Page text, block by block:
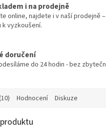
i na prodejně
online, najdete i v naší prodejně
k vyzkoušení.
doručení
do 24 hodin - bez
Hodnocení Diskuze